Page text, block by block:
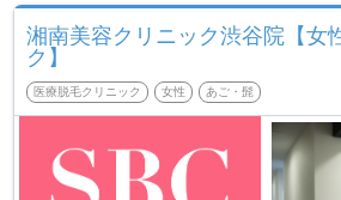
湘南美容クリニック渋谷院【女
ク】
医療脱毛クリニック 女性 あご・髭